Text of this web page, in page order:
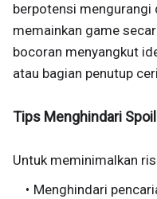
berpotensi
memainkan game
bocoran menyangkut
atau bagian penutup
Tips Menghindari
Untuk meminimalkan
Menghindari